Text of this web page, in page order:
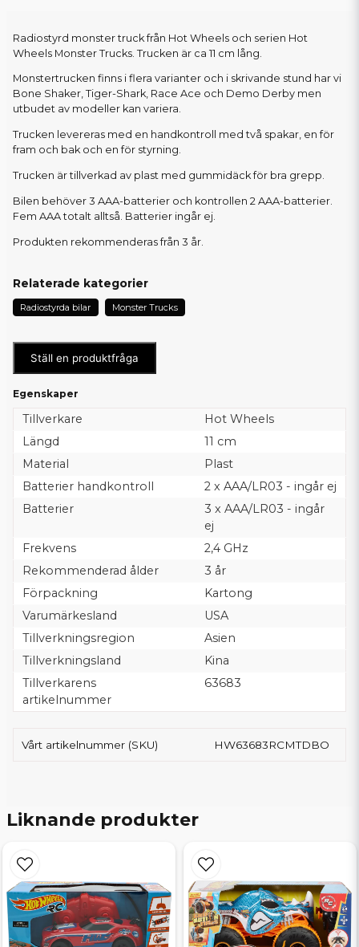
Radiostyrd monster truck från Hot Wheels och serien Hot
Wheels Monster Trucks. Trucken är ca 11 cm lång.
Monstertrucken finns i flera varianter och i skrivande stund har vi
Bone Shaker, Tiger-Shark, Race Ace och Demo Derby men
utbudet av modeller kan variera.
Trucken levereras med en handkontroll med två spakar, en för
fram och bak och en för styrning.
Trucken är tillverkad av plast med gummidäck för bra grepp.
Bilen behöver 3 AAA-batterier och kontrollen 2 AAA-batterier.
Fem AAA totalt alltså. Batterier ingår ej.
Produkten rekommenderas från 3 år.
Relaterade kategorier
Radiostyrda bilar Monster Trucks
Ställ en produktfråga
Egenskaper
Tillverkare
Hot Wheels
Längd
11 cm
Material
Plast
Batterier handkontroll
2 x AAA/LR03 - ingår ej
Batterier
3 x AAA/LR03 - ingår
ej
Frekvens
2,4 GHz
Rekommenderad ålder
3 år
Förpackning
Kartong
Varumärkesland
USA
Tillverkningsregion
Asien
Tillverkningsland
Kina
Tillverkarens
artikelnummer
63683
Vårt artikelnummer (SKU) HW63683RCMTDBO
Liknande produkter